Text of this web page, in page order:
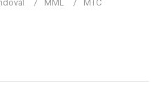
MML
MTC